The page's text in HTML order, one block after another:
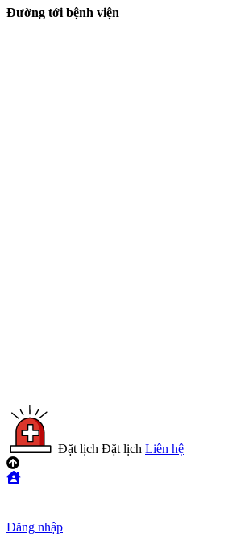
Đường tới bệnh viện
Đặt lịch Đặt lịch Liên hệ
Đăng nhập